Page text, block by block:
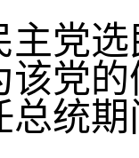
主党
该党
总统